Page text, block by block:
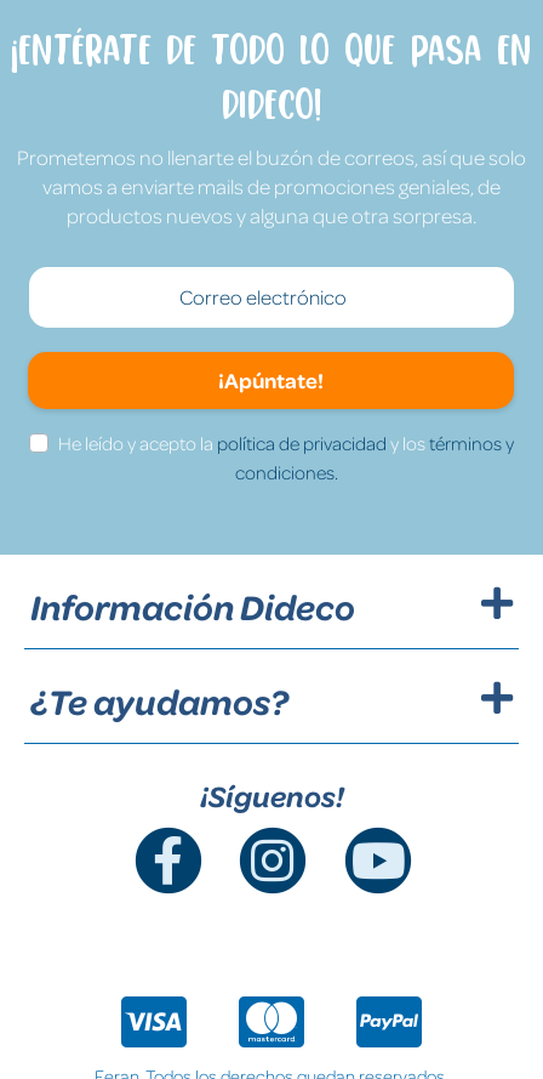
¡Entérate de todo lo que pasa en
Dideco!
Prometemos no llenarte el buzón de correos, así que solo
vamos a enviarte mails de promociones geniales, de
productos nuevos y alguna que otra sorpresa.
¡Apúntate!
He leído y acepto la política de privacidad y lostérminos y
condiciones.
Información Dideco
¿Te ayudamos?
¡Síguenos!